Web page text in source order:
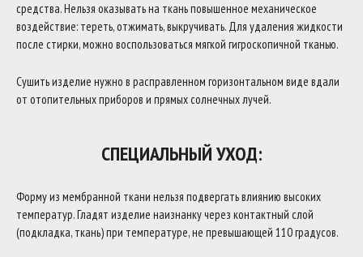
средства. Нельзя оказывать на ткань повышенное механическое
воздействие: тереть, отжимать, выкручивать. Для удаления жидкости
после стирки, можно воспользоваться мягкой гигроскопичной тканью.
Сушить изделие нужно в расправленном горизонтальном виде вдали
от отопительных приборов и прямых солнечных лучей.
СПЕЦИАЛЬНЫЙ УХОД:
Форму из мембранной ткани нельзя подвергать влиянию высоких
температур. Гладят изделие наизнанку через контактный слой
(подкладка, ткань) при температуре, не превышающей 110 градусов.